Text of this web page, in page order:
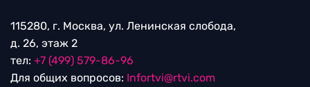
115280, г. Москва, ул. Ленинская слобода,
д. 26, этаж 2
тел: +7 (499) 579-86-96
Для общих вопросов: Infortvi@rtvi.com